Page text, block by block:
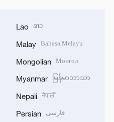
Lao ລາວ
Malay Bahasa Melayu
Mongolian Монгол
Myanmar မြန်မာဘာသာ
Nepali नेपाली
Persian فارسی